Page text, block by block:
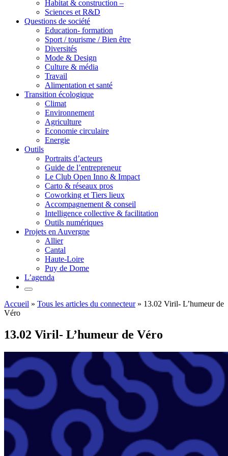
Habitat & construction –
Sciences et R&D
Questions de société
Education- formation
Sport / tourisme / Bien être
Diversités
Mode & Design
Culture & média
Travail
Alimentation et santé
Transition écologique
Climat
Environnement
Agriculture
Economie circulaire
Energie
Outils
Portraits d’acteurs
Guide de l’entrepreneur
Le Club Open Inno & Impact
Carto & réseaux pros
Coworking et Tiers lieux
Accompagnement & conseil
Intelligence collective & facilitation
Outils numériques
Projets en Auvergne
Allier
Cantal
Haute-Loire
Puy de Dome
L’agenda
Accueil » Tous les articles du connecteur» 13.02 Viril- L’humeur de
Véro
13.02 Viril- L’humeur de Véro